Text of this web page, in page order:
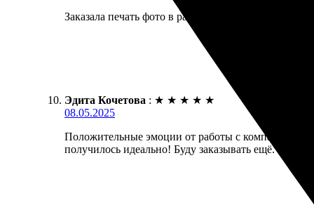
Заказала печать фото в рамке. Всё быстро и
Эдита Кочетова : ★ ★ ★ ★ ★
08.05.2025
Положительные эмоции от работы с компанией.
получилось идеально! Буду заказывать ещё.